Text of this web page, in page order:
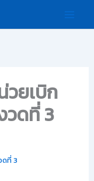
ยเบิก
วดที่ 3
ดที่ 3